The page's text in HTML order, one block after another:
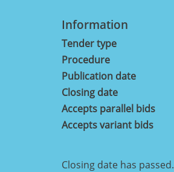
Information
Tender type
Procedure
Publication date
Closing date
Accepts parallel bids
Accepts variant bids
Closing date has passed.